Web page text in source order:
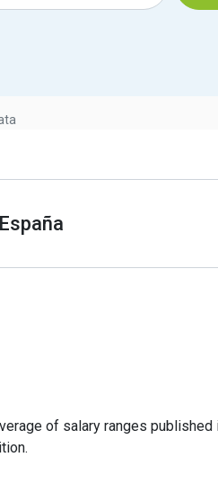
of salary ranges